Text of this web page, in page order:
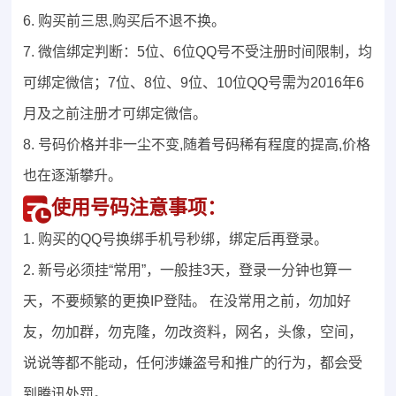
6. 购买前三思,购买后不退不换。
7. 微信绑定判断：5位、6位QQ号不受注册时间限制，均
可绑定微信；7位、8位、9位、10位QQ号需为2016年6
月及之前注册才可绑定微信。
8. 号码价格并非一尘不变,随着号码稀有程度的提高,价格
也在逐渐攀升。
使用号码注意事项：
1. 购买的QQ号换绑手机号秒绑，绑定后再登录。
2. 新号必须挂“常用”，一般挂3天，登录一分钟也算一
天，不要频繁的更换IP登陆。 在没常用之前，勿加好
友，勿加群，勿克隆，勿改资料，网名，头像，空间，
说说等都不能动，任何涉嫌盗号和推广的行为，都会受